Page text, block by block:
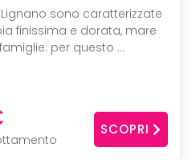
sono caratterizzate
finissima e dorata, mare
per questo ...
SCOPRI